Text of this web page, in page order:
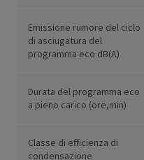
Emissione rumore del ciclo
di asciugatura del
programma eco dB(A)
Durata del programma eco
a pieno carico (ore,min)
Classe di efficienza di
condensazione